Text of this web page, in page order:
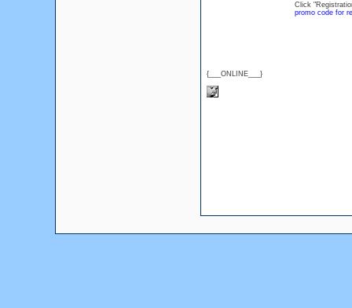
{___ONLINE___}
Click
promo code for